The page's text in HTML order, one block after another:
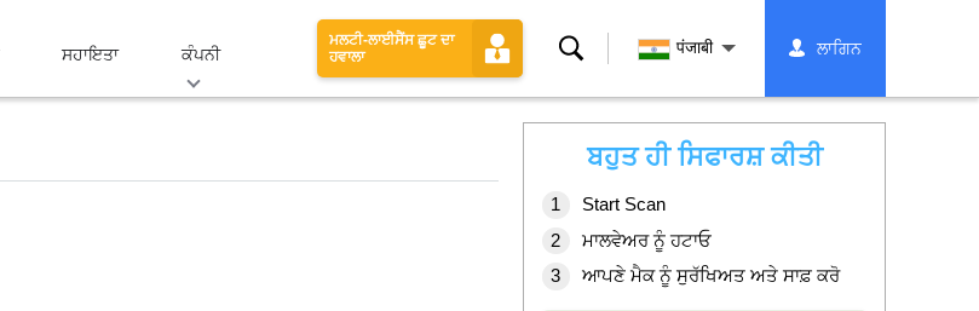
ਸਹਾਇਤਾ ਕੰਪਨੀ
ਮਲਟੀ-ਲਾਈਸੈਂਸ ਛੂਟ ਦਾ
ਹਵਾਲਾ
ਖੋਜ पंजाबी ਲਾਗਿਨ
ਬਹੁਤ ਹੀ ਸਿਫਾਰਸ਼ ਕੀਤੀ
Start Scan
ਮਾਲਵੇਅਰ ਨੂੰ ਹਟਾਓ
ਆਪਣੇ ਮੈਕ ਨੂੰ ਸੁਰੱਖਿਅਤ ਅਤੇ ਸਾਫ਼ ਕਰੋ